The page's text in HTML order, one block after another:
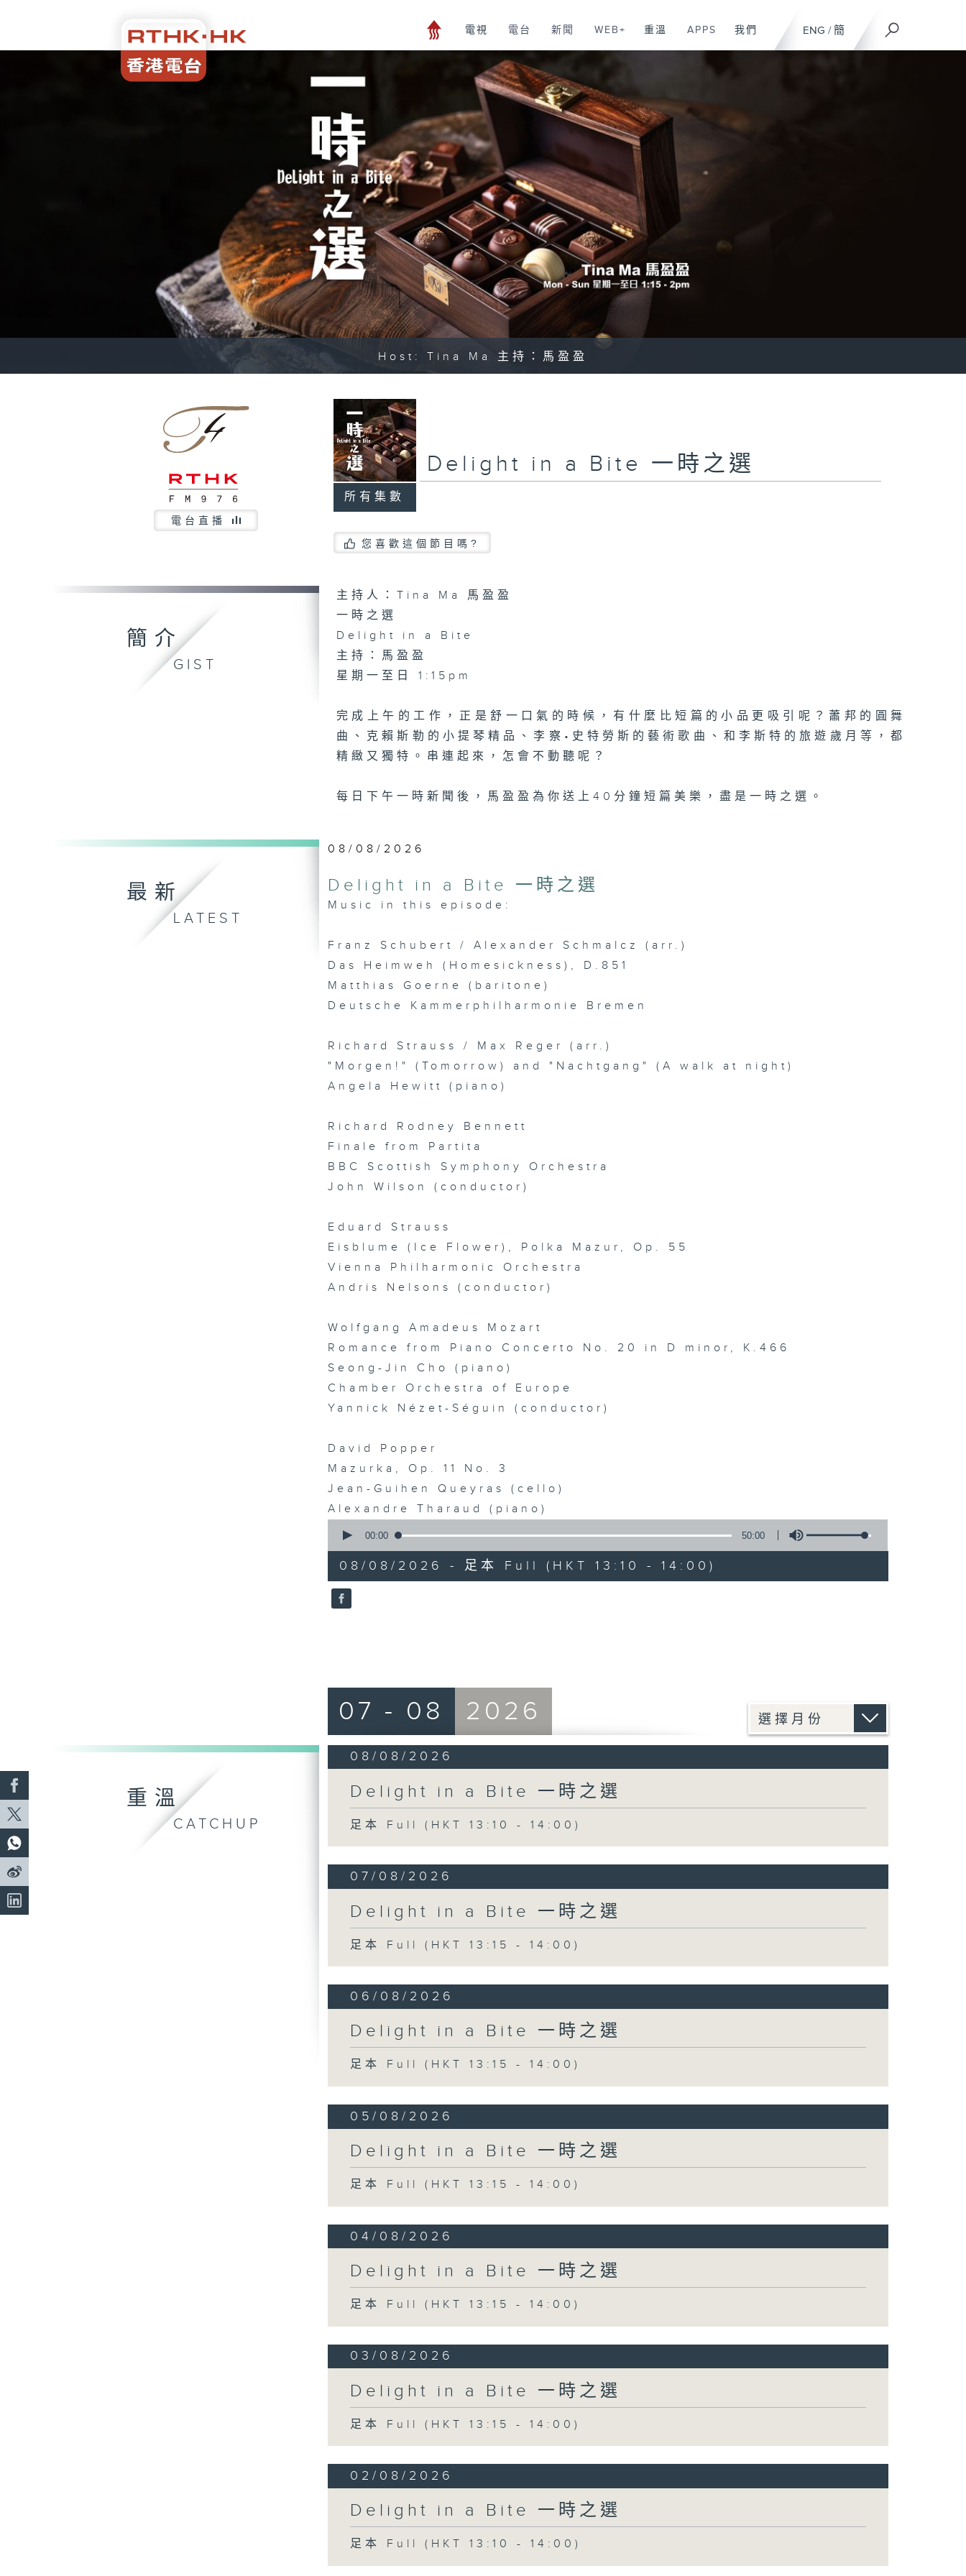
ENG / 簡
電視 電台 新聞 WEB+ 重溫 APPS 我們
Host: Tina Ma 主持：馬盈盈
電台直播
所有集數
Delight in a Bite 一時之選
您喜歡這個節目嗎?
簡介
GIST
主持人：Tina Ma 馬盈盈
一時之選
Delight in a Bite
主持：馬盈盈
星期一至日 1:15pm
完成上午的工作，正是舒一口氣的時候，有什麼比短篇的小品更吸引呢？蕭邦的圓舞
曲、克賴斯勒的小提琴精品、李察•史特勞斯的藝術歌曲、和李斯特的旅遊歲月等，都
精緻又獨特。串連起來，怎會不動聽呢？
每日下午一時新聞後，馬盈盈為你送上40分鐘短篇美樂，盡是一時之選。
最新
LATEST
08/08/2026
Delight in a Bite 一時之選
Music in this episode:
Franz Schubert / Alexander Schmalcz (arr.)
Das Heimweh (Homesickness), D.851
Matthias Goerne (baritone)
Deutsche Kammerphilharmonie Bremen
Richard Strauss / Max Reger (arr.)
"Morgen!" (Tomorrow) and "Nachtgang" (A walk at night)
Angela Hewitt (piano)
Richard Rodney Bennett
Finale from Partita
BBC Scottish Symphony Orchestra
John Wilson (conductor)
Eduard Strauss
Eisblume (Ice Flower), Polka Mazur, Op. 55
Vienna Philharmonic Orchestra
Andris Nelsons (conductor)
Wolfgang Amadeus Mozart
Romance from Piano Concerto No. 20 in D minor, K.466
Seong-Jin Cho (piano)
Chamber Orchestra of Europe
Yannick Nézet-Séguin (conductor)
David Popper
Mazurka, Op. 11 No. 3
Jean-Guihen Queyras (cello)
Alexandre Tharaud (piano)
seconds
50
minutes,
0
seconds
90%
00:00 50:00
08/08/2026 - 足本 Full (HKT 13:10 - 14:00)
重溫
CATCHUP
07 - 08 2026
08/08/2026
Delight in a Bite 一時之選
足本 Full (HKT 13:10 - 14:00)
07/08/2026
Delight in a Bite 一時之選
足本 Full (HKT 13:15 - 14:00)
06/08/2026
Delight in a Bite 一時之選
足本 Full (HKT 13:15 - 14:00)
05/08/2026
Delight in a Bite 一時之選
足本 Full (HKT 13:15 - 14:00)
04/08/2026
Delight in a Bite 一時之選
足本 Full (HKT 13:15 - 14:00)
03/08/2026
Delight in a Bite 一時之選
足本 Full (HKT 13:15 - 14:00)
02/08/2026
Delight in a Bite 一時之選
足本 Full (HKT 13:10 - 14:00)